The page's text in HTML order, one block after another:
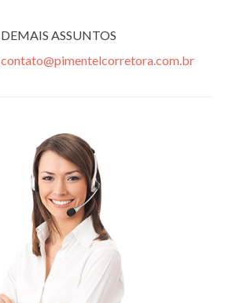
DEMAIS ASSUNTOS
contato@pimentelcorretora.com.br